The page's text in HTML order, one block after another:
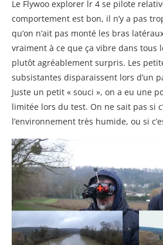
Le Flywoo explorer lr 4 se pilote
comportement est bon, il n’y a pas
qu’on n’ait pas monté les bras
vraiment à ce que ça vibre dans tous
plutôt agréablement surpris. Les
subsistantes disparaissent lors d’un
Juste un petit « souci », on a eu une
limitée lors du test. On ne sait pas si
l’environnement très humide, ou si